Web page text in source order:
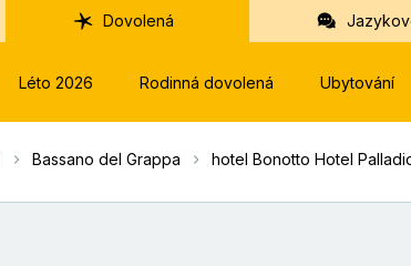
Dovolená
Léto 2026 Rodinná dovolená Ubytování
Bassano del Grappa hotel Bonotto Hotel